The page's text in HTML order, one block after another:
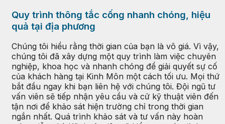
Quy trình thông tắc cống nhanh chóng, hiệu
quả tại địa phương
Chúng tôi hiểu rằng thời gian của bạn là vô giá. Vì vậy,
chúng tôi đã xây dựng một quy trình làm việc chuyên
nghiệp, khoa học và nhanh chóng để giải quyết sự cố
của khách hàng tại Kinh Môn một cách tối ưu. Mọi thứ
bắt đầu ngay khi bạn liên hệ với chúng tôi. Đội ngũ tư
vấn viên sẽ tiếp nhận yêu cầu và cử kỹ thuật viên đến
tận nơi để khảo sát hiện trường chỉ trong thời gian
ngắn nhất. Quá trình khảo sát và tư vấn này hoàn